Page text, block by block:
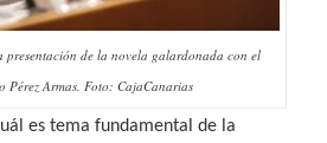
de la novela galardonada con el
Pérez Armas. Foto: CajaCanarias
es tema fundamental de la